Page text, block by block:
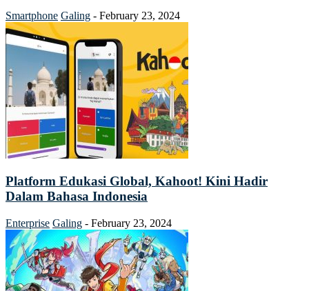
Smartphone Galing - February 23, 2024
Platform Edukasi Global, Kahoot! Kini Hadir
Dalam Bahasa Indonesia
Enterprise Galing - February 23, 2024